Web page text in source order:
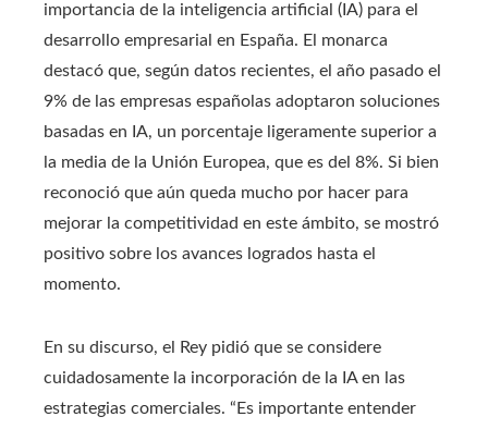
importancia de la inteligencia artificial (IA) para el
desarrollo empresarial en España. El monarca
destacó que, según datos recientes, el año pasado el
9% de las empresas españolas adoptaron soluciones
basadas en IA, un porcentaje ligeramente superior a
la media de la Unión Europea, que es del 8%. Si bien
reconoció que aún queda mucho por hacer para
mejorar la competitividad en este ámbito, se mostró
positivo sobre los avances logrados hasta el
momento.
En su discurso, el Rey pidió que se considere
cuidadosamente la incorporación de la IA en las
estrategias comerciales. “Es importante entender